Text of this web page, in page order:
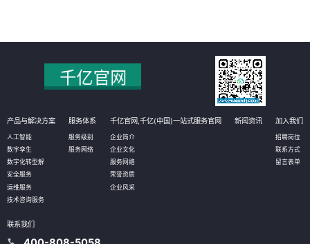
产品与解决方案
人工智能
数字孪生
数字化转型解
安全服务
运维服务
技术咨询服务
服务体系
服务级别
服务网络
千亿官网,千亿(中国)一站式服务官网
企业简介
企业文化
服务网络
荣誉资质
企业风采
新闻资讯 加入我们
招聘岗位
联系方式
留言表单
联系我们